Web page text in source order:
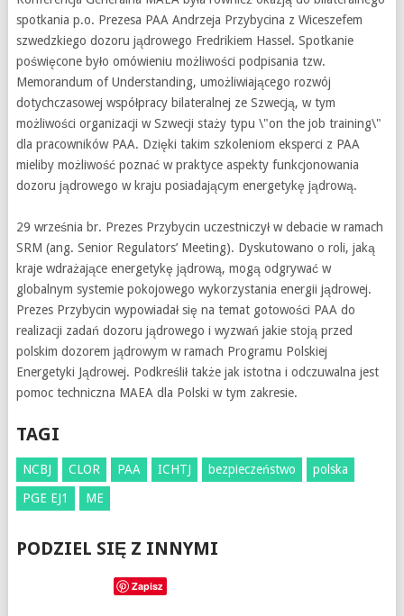
spotkania p.o. Prezesa PAA Andrzeja Przybycina z Wiceszefem
szwedzkiego dozoru jądrowego Fredrikiem Hassel. Spotkanie
poświęcone było omówieniu możliwości podpisania tzw.
Memorandum of Understanding, umożliwiającego rozwój
dotychczasowej współpracy bilateralnej ze Szwecją, w tym
możliwości organizacji w Szwecji staży typu \"on the job training\"
dla pracowników PAA. Dzięki takim szkoleniom eksperci z PAA
mieliby możliwość poznać w praktyce aspekty funkcjonowania
dozoru jądrowego w kraju posiadającym energetykę jądrową.
29 września br. Prezes Przybycin uczestniczył w debacie w ramach
SRM (ang. Senior Regulators’ Meeting). Dyskutowano o roli, jaką
kraje wdrażające energetykę jądrową, mogą odgrywać w
globalnym systemie pokojowego wykorzystania energii jądrowej.
Prezes Przybycin wypowiadał się na temat gotowości PAA do
realizacji zadań dozoru jądrowego i wyzwań jakie stoją przed
polskim dozorem jądrowym w ramach Programu Polskiej
Energetyki Jądrowej. Podkreślił także jak istotna i odczuwalna jest
pomoc techniczna MAEA dla Polski w tym zakresie.
TAGI
NCBJ CLOR PAA ICHTJ bezpieczeństwo
polska
PGE EJ1
ME
PODZIEL SIĘ Z INNYMI
Zapisz